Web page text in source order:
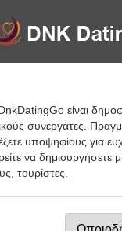
είναι
συνεργάτες.
υποψηφίους για
να δημιουργήσετε
τουρίστες.